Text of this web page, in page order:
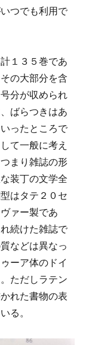
つでも利用で
１３５巻であ
の大部分を含
分が収められ
ばらつきはあ
ったところで
て一般に考え
まり雑誌の形
装丁の文学全
はタテ２０セ
ァー製であ
続けた雑誌で
などは異なっ
ーア体のドイ
ただしラテン
れた書物の表
る。